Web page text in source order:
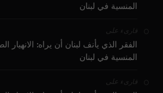
المنسية في لبنان
قارىء على
الفقر الذي يأنف لبنان أن يراه:
المنسية في لبنان
قارىء على